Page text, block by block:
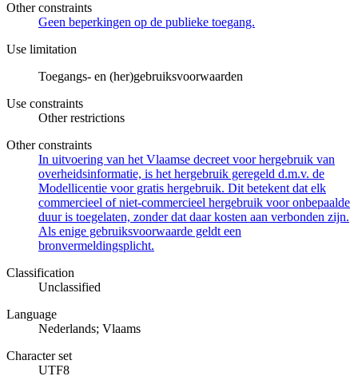
Other constraints
Geen beperkingen op de publieke toegang.
Use limitation
Toegangs- en (her)gebruiksvoorwaarden
Use constraints
Other restrictions
Other constraints
In uitvoering van het Vlaamse decreet voor hergebruik van
overheidsinformatie, is het hergebruik geregeld d.m.v. de
Modellicentie voor gratis hergebruik. Dit betekent dat elk
commercieel of niet-commercieel hergebruik voor onbepaalde
duur is toegelaten, zonder dat daar kosten aan verbonden zijn.
Als enige gebruiksvoorwaarde geldt een
bronvermeldingsplicht.
Classification
Unclassified
Language
Nederlands; Vlaams
Character set
UTF8